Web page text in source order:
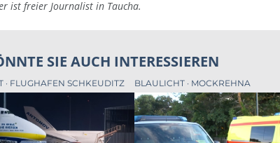
ist freier Journalist in Taucha.
SIE AUCH INTERESSIEREN
FLUGHAFEN SCHKEUDITZ BLAULICHT MOCKREHNA